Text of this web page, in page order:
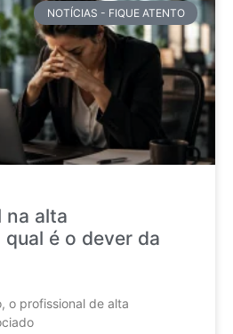
NOTÍCIAS - FIQUE ATENTO
na alta
é o dever da
o profissional de alta